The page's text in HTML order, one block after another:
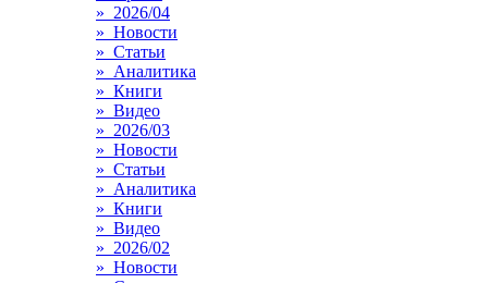
» 2026/04
» Новости
» Статьи
» Аналитика
» Книги
» Видео
» 2026/03
» Новости
» Статьи
» Аналитика
» Книги
» Видео
» 2026/02
» Новости